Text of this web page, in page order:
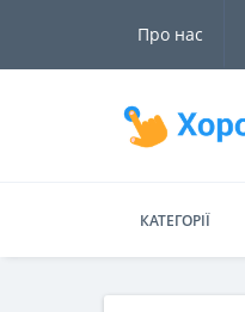
Про нас
КАТЕГОРІЇ